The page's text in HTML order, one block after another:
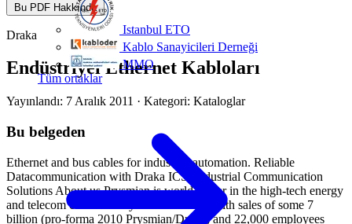
Istanbul ETO
Kablo Sanayicileri Derneği
MMO
Tüm ortaklar
Bu PDF Hakkında
Draka
Endüstriyel Ethernet Kabloları
Yayınlandı: 7 Aralık 2011 · Kategori: Kataloglar
Bu belgeden
Ethernet and bus cables for industrial automation. Reliable
Datacommunication with Draka ICS: Industrial Communication
Solutions About us Prysmian is world leader in the high-tech energy
and telecom cables and systems industry. With sales of some 7
billion (pro-forma 2010 Prysmian/Draka) and 22,000 employees